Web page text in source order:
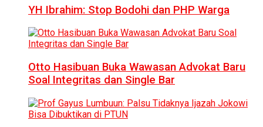
YH Ibrahim: Stop Bodohi dan PHP Warga
Otto Hasibuan Buka Wawasan Advokat Baru
Soal Integritas dan Single Bar